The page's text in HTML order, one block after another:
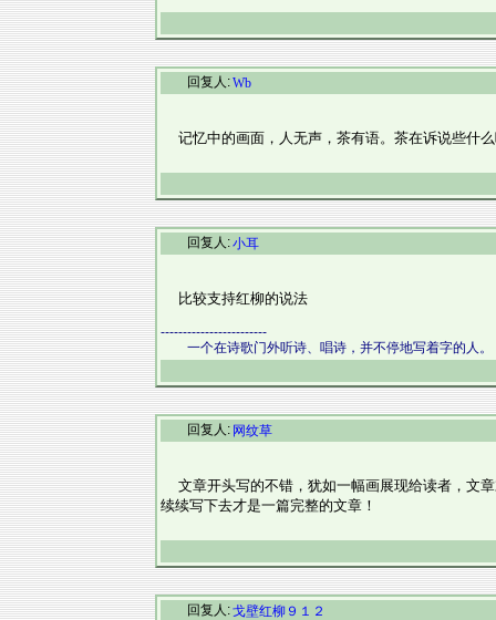
回复人:Wb
记忆中的画面，人无声，茶有语。茶在诉说些什
回复人:小耳
比较支持红柳的说法
------------------------
一个在诗歌门外听诗、唱诗，并不停地写着字的人。
回复人: 网纹草
文章开头写的不错，犹如一幅画展现给读者，文
续续写下去才是一篇完整的文章！
回复人:戈壁红柳９１２